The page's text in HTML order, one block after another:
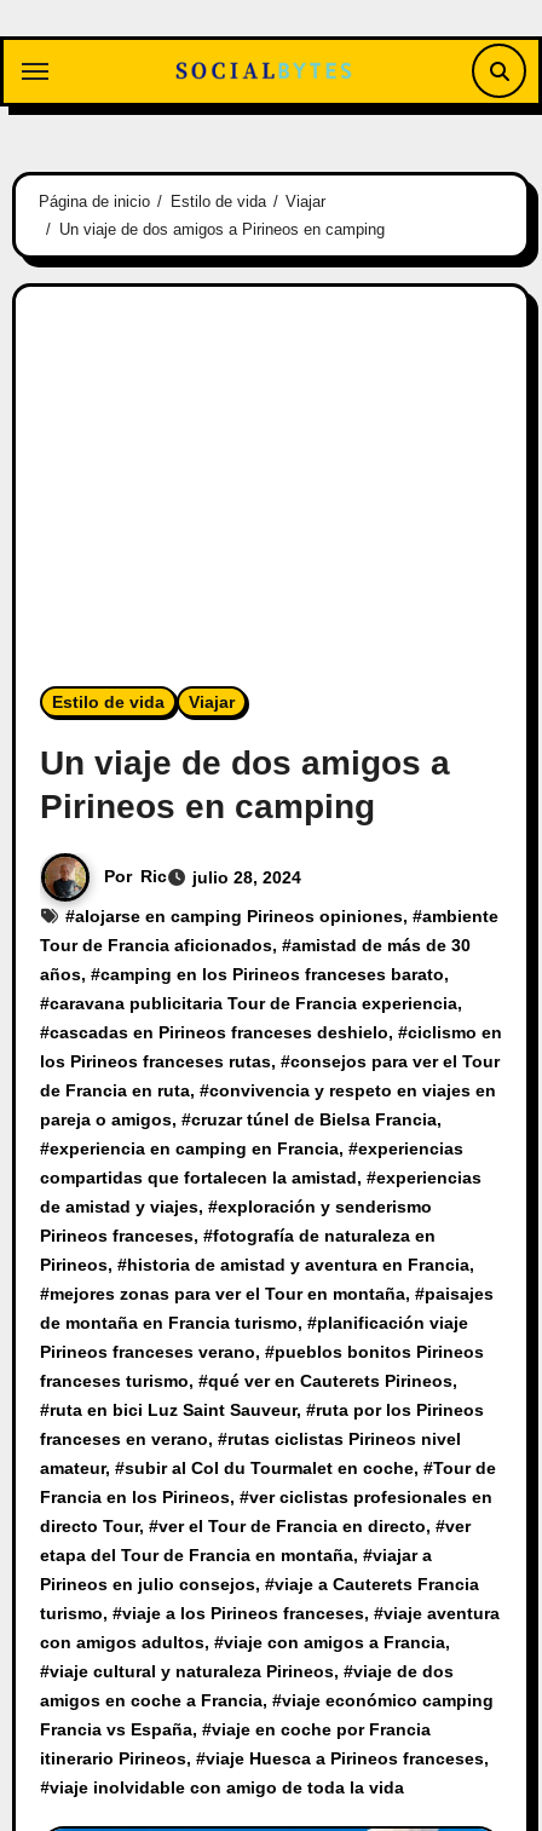
contenido
Página de inicio Estilo de vida
Viajar
Un viaje de dos amigos a Pirineos en camping
Estilo de vida Viajar
Un viaje de dos amigos a
Pirineos en camping
Por Ric
julio 28, 2024
#alojarse en camping Pirineos opiniones, #ambiente
Tour de Francia aficionados, #amistad de más de 30
años, #camping en los Pirineos franceses barato,
#caravana publicitaria Tour de Francia experiencia,
#cascadas en Pirineos franceses deshielo, #ciclismo en
los Pirineos franceses rutas, #consejos para ver el Tour
de Francia en ruta, #convivencia y respeto en viajes en
pareja o amigos, #cruzar túnel de Bielsa Francia,
#experiencia en camping en Francia, #experiencias
compartidas que fortalecen la amistad, #experiencias
de amistad y viajes, #exploración y senderismo
Pirineos franceses, #fotografía de naturaleza en
Pirineos, #historia de amistad y aventura en Francia,
#mejores zonas para ver el Tour en montaña, #paisajes
de montaña en Francia turismo, #planificación viaje
Pirineos franceses verano, #pueblos bonitos Pirineos
franceses turismo, #qué ver en Cauterets Pirineos,
#ruta en bici Luz Saint Sauveur, #ruta por los Pirineos
franceses en verano, #rutas ciclistas Pirineos nivel
amateur, #subir al Col du Tourmalet en coche, #Tour de
Francia en los Pirineos, #ver ciclistas profesionales en
directo Tour, #ver el Tour de Francia en directo, #ver
etapa del Tour de Francia en montaña, #viajar a
Pirineos en julio consejos, #viaje a Cauterets Francia
turismo, #viaje a los Pirineos franceses, #viaje aventura
con amigos adultos, #viaje con amigos a Francia,
#viaje cultural y naturaleza Pirineos, #viaje de dos
amigos en coche a Francia, #viaje económico camping
Francia vs España, #viaje en coche por Francia
itinerario Pirineos, #viaje Huesca a Pirineos franceses,
#viaje inolvidable con amigo de toda la vida